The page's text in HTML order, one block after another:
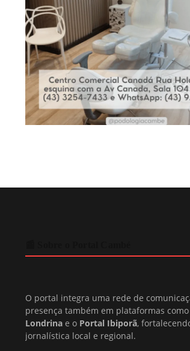
O portal integra uma rede de
presença também em plataformas
Londrina e o Portal Ibiporã,
jornalística local e regional.